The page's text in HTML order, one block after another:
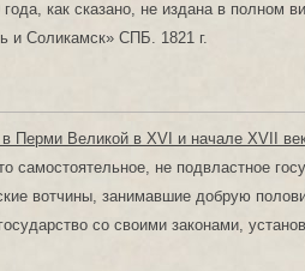
как сказано, не издана в полном
и Соликамск» СПБ. 1821 г.
Перми Великой в XVI и начале XVII
самостоятельное, не подвластное
вотчины, занимавшие добрую
со своими законами,